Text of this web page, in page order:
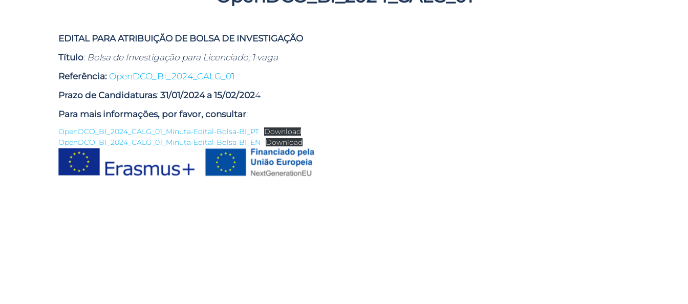
EDITAL PARA ATRIBUIÇÃO DE BOLSA DE INVESTIGAÇÃO
Título: Bolsa de Investigação para Licenciado; 1 vaga
Referência: OpenDCO_BI_2024_CALG_01
Prazo de Candidaturas: 31/01/2024 a 15/02/2024
Para mais informações, por favor, consultar:
OpenDCO_BI_2024_CALG_01_Minuta-Edital-Bolsa-BI_PT
Download
OpenDCO_BI_2024_CALG_01_Minuta-Edital-Bolsa-BI_EN
Download